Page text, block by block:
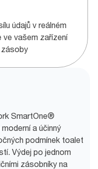
údajů v reálném
ve vašem zařízení
zásoby
SmartOne®
a účinný
podmínek toalet
Výdej po jednom
zásobníky na